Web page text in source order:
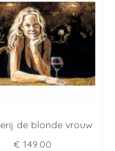
de blonde vrouw
€ 149.00